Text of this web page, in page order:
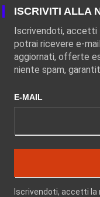
ISCRIVITI ALLA
Iscrivendoti, accetti
potrai ricevere e-
aggiornati, offerte
niente spam,
E-MAIL
Iscrivendoti, accetti la